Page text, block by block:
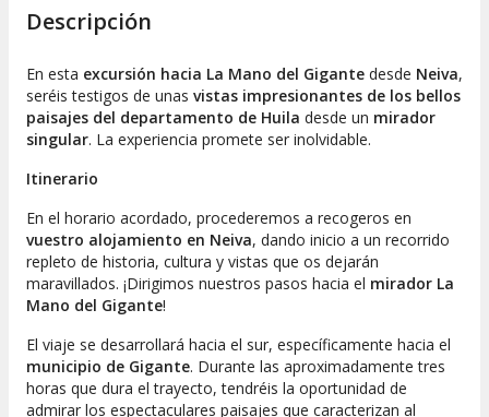
Descripción
En esta excursión hacia La Mano del Gigante desde Neiva,
seréis testigos de unas vistas impresionantes de los bellos
paisajes del departamento de Huila desde un mirador
singular. La experiencia promete ser inolvidable.
Itinerario
En el horario acordado, procederemos a recogeros en
vuestro alojamiento en Neiva, dando inicio a un recorrido
repleto de historia, cultura y vistas que os dejarán
maravillados. ¡Dirigimos nuestros pasos hacia el mirador La
Mano del Gigante!
El viaje se desarrollará hacia el sur, específicamente hacia el
municipio de Gigante. Durante las aproximadamente tres
horas que dura el trayecto, tendréis la oportunidad de
admirar los espectaculares paisajes que caracterizan al